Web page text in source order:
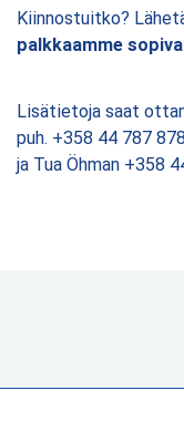
Kiinnostuitko?
palkkaamme
Lisätietoja saat
puh. +358 44 787
ja Tua Öhman +358